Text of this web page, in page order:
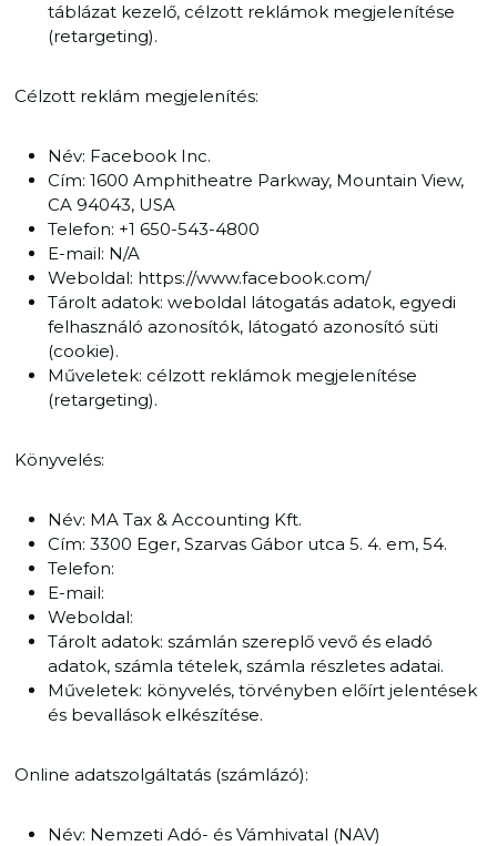
táblázat kezelő, célzott reklámok megjelenítése
(retargeting).
Célzott reklám megjelenítés:
Név: Facebook Inc.
Cím: 1600 Amphitheatre Parkway, Mountain View,
CA 94043, USA
Telefon: +1 650-543-4800
E-mail: N/A
Weboldal: https://www.facebook.com/
Tárolt adatok: weboldal látogatás adatok, egyedi
felhasználó azonosítók, látogató azonosító süti
(cookie).
Műveletek: célzott reklámok megjelenítése
(retargeting).
Könyvelés:
Név: MA Tax & Accounting Kft.
Cím: 3300 Eger, Szarvas Gábor utca 5. 4. em, 54.
Telefon:
E-mail:
Weboldal:
Tárolt adatok: számlán szereplő vevő és eladó
adatok, számla tételek, számla részletes adatai.
Műveletek: könyvelés, törvényben előírt jelentések
és bevallások elkészítése.
Online adatszolgáltatás (számlázó):
Név: Nemzeti Adó- és Vámhivatal (NAV)